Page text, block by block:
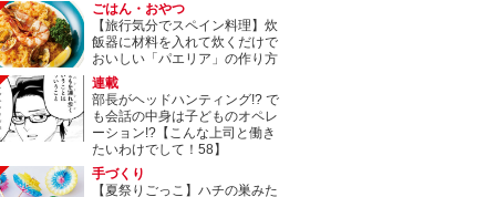
ごはん・おやつ
【旅行気分でスペイン料理】炊
飯器に材料を入れて炊くだけで
おいしい「パエリア」の作り方
連載
部長がヘッドハンティング!? で
も会話の中身は子どものオペレ
ーション!?【こんな上司と働き
たいわけでして！58】
手づくり
【夏祭りごっこ】ハチの巣みた